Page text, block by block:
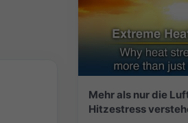
Mehr als nur die
Hitzestress